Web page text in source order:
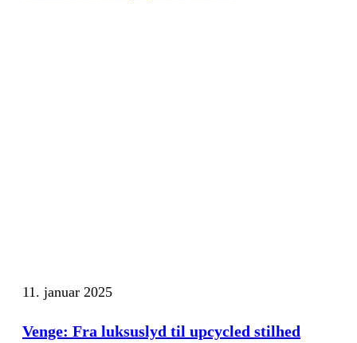
11. januar 2025
Venge: Fra luksuslyd til upcycled stilhed